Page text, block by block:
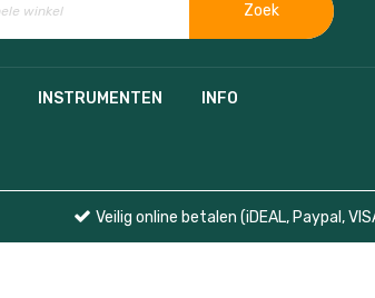
Zoek
INSTRUMENTEN INFO
Veilig online betalen (iDEAL, Paypal,